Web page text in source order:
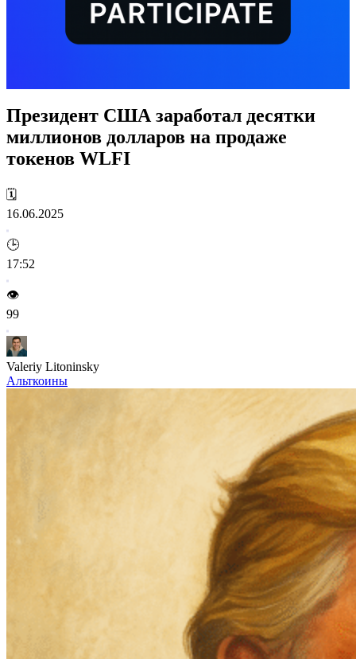
Президент США заработал десятки
миллионов долларов на продаже
токенов WLFI
🗓️
16.06.2025
🕒
17:52
👁️
99
Valeriy Litoninsky
Альткоины